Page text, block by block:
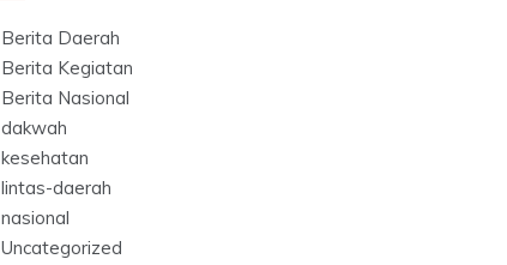
Berita Daerah
Berita Kegiatan
Berita Nasional
dakwah
kesehatan
lintas-daerah
nasional
Uncategorized